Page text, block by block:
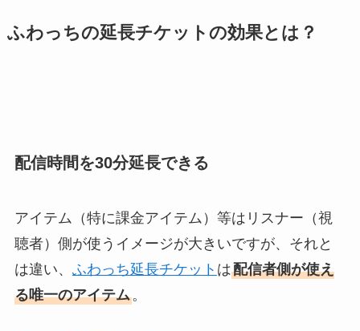
ふわっちの延長チケットの効果とは？
配信時間を30分延長できる
アイテム（特に課金アイテム）等はリスナー（視
聴者）側が使うイメージが大きいですが、それと
は違い、 ふわっち延長チケット は配信者側が使え
る唯一のアイテム。